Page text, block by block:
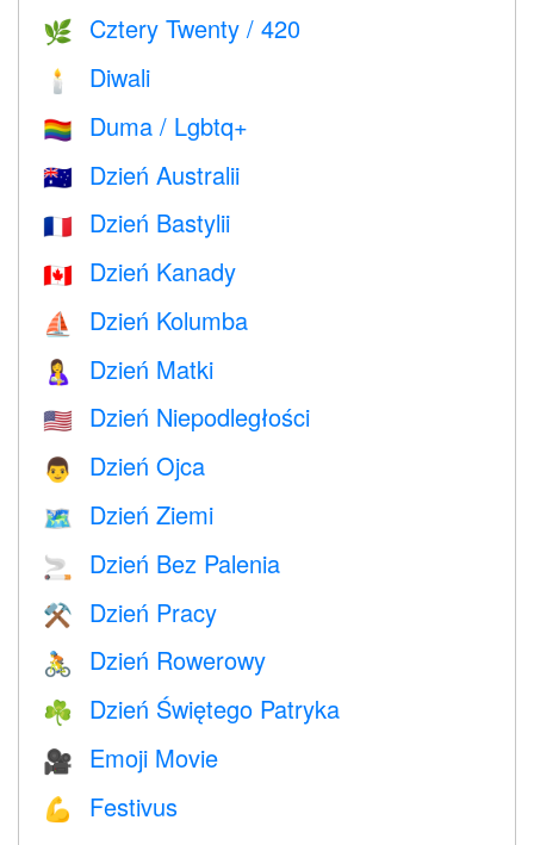
🌿 Cztery Twenty / 420
🕯 Diwali
🏳️‍🌈 Duma / Lgbtq+
🇦🇺 Dzień Australii
🇫🇷 Dzień Bastylii
🇨🇦 Dzień Kanady
⛵️ Dzień Kolumba
🤱 Dzień Matki
🇺🇸 Dzień Niepodległości
👨 Dzień Ojca
🗺️ Dzień Ziemi
🚬 Dzień Bez Palenia
⚒️ Dzień Pracy
🚴 Dzień Rowerowy
☘️ Dzień Świętego Patryka
🎥 Emoji Movie
💪 Festivus